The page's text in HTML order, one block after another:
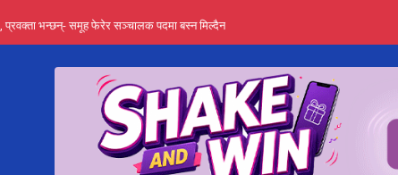
प्रवक्ता भन्छन्- समूह फेरेर सञ्चालक पदमा बस्न मिल्दैन
एउटै पदमा दुई थरि तलब, वर्षमै ९२ हजार घाटा !
२० प्रतिशत लाभांश दिने क्षमता
संस्थापक बनेर निरन्तर, राष्ट्र बैंक किन मौन ?